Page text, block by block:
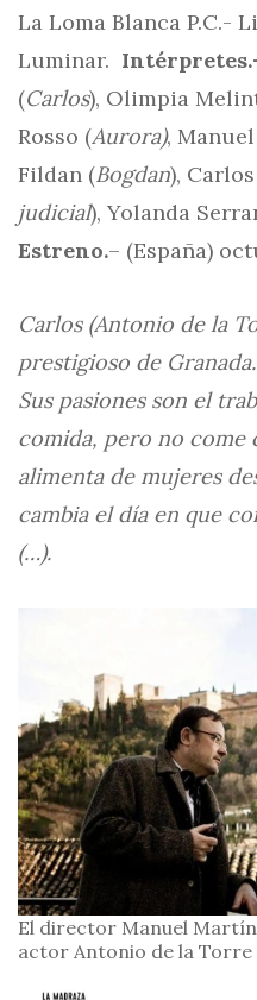
La Loma Blanca P.C.-
Luminar.
(Carlos), Olimpia
Rosso (Aurora),
Fildan (Bogdan),
judicial), Yolanda
Estreno.– (España)
Carlos (Antonio de la
prestigioso de
Sus pasiones son el
comida, pero no come
alimenta de mujeres
cambia el día en que
(…).
El director Manuel
actor Antonio de la Torre